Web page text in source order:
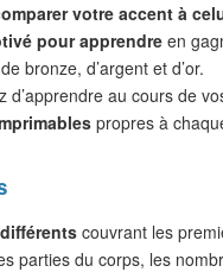
votre accent à
pour apprendre en
bronze, d’argent et d’or.
d’apprendre au cours de
propres à
couvrant les
parties du corps, les